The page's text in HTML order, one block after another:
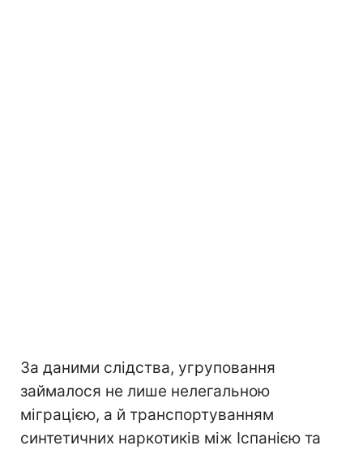
За даними слідства, угруповання
займалося не лише нелегальною
міграцією, а й транспортуванням
синтетичних наркотиків між Іспанією та